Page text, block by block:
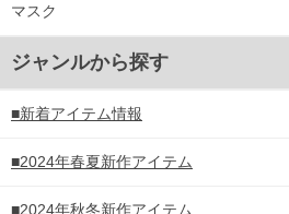
マスク
ジャンルから探す
■新着アイテム情報
■2024年春夏新作アイテム
■2024年秋冬新作アイテム